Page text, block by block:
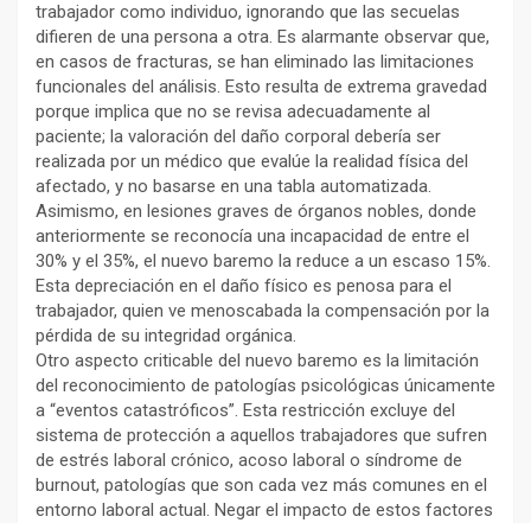
trabajador como individuo, ignorando que las secuelas
difieren de una persona a otra. Es alarmante observar que,
en casos de fracturas, se han eliminado las limitaciones
funcionales del análisis. Esto resulta de extrema gravedad
porque implica que no se revisa adecuadamente al
paciente; la valoración del daño corporal debería ser
realizada por un médico que evalúe la realidad física del
afectado, y no basarse en una tabla automatizada.
Asimismo, en lesiones graves de órganos nobles, donde
anteriormente se reconocía una incapacidad de entre el
30% y el 35%, el nuevo baremo la reduce a un escaso 15%.
Esta depreciación en el daño físico es penosa para el
trabajador, quien ve menoscabada la compensación por la
pérdida de su integridad orgánica.
Otro aspecto criticable del nuevo baremo es la limitación
del reconocimiento de patologías psicológicas únicamente
a “eventos catastróficos”. Esta restricción excluye del
sistema de protección a aquellos trabajadores que sufren
de estrés laboral crónico, acoso laboral o síndrome de
burnout, patologías que son cada vez más comunes en el
entorno laboral actual. Negar el impacto de estos factores